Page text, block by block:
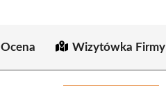
Ocena Wizytówka Firmy